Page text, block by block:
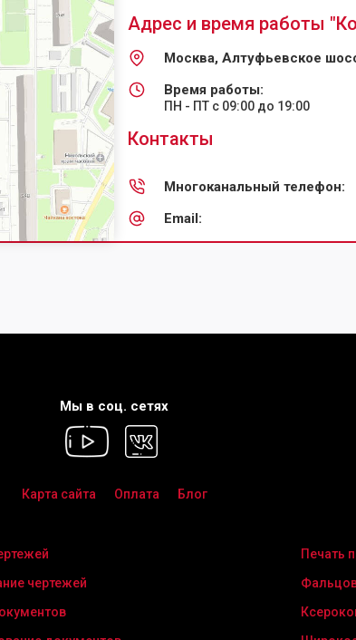
Адрес и время работы "
Москва, Алтуфьевское
Время работы:
ПН - ПТ с 09:00 до 19:00
Контакты
Многоканальный телефон:
Email:
Мы в соц. сетях
Карта сайта Оплата Блог
Печать
чертежей